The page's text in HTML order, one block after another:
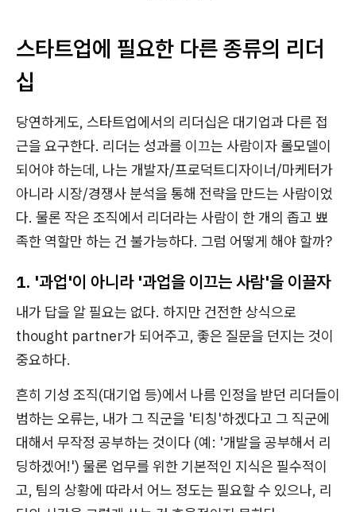
스타트업에 필요한 다른 종류의 리더
십
당연하게도, 스타트업에서의 리더십은 대기업과 다른 접
근을 요구한다. 리더는 성과를 이끄는 사람이자 롤모델이
되어야 하는데, 나는 개발자/프로덕트디자이너/마케터가
아니라 시장/경쟁사 분석을 통해 전략을 만드는 사람이었
다. 물론 작은 조직에서 리더라는 사람이 한 개의 좁고 뾰
족한 역할만 하는 건 불가능하다. 그럼 어떻게 해야 할까?
1. '과업'이 아니라 '과업을 이끄는 사람'을 이끌자
내가 답을 알 필요는 없다. 하지만 건전한 상식으로
thought partner가 되어주고, 좋은 질문을 던지는 것이
중요하다.
흔히 기성 조직(대기업 등)에서 나름 인정을 받던 리더들이
범하는 오류는, 내가 그 직군을 '티칭'하겠다고 그 직군에
대해서 무작정 공부하는 것이다 (예: '개발을 공부해서 리
딩하겠어!') 물론 업무를 위한 기본적인 지식은 필수적이
고, 팀의 상황에 따라서 어느 정도는 필요할 수 있으나, 리